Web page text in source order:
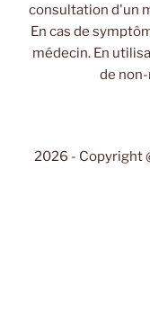
consultation d'un
En cas de
médecin. En
de
2026 - Copyright